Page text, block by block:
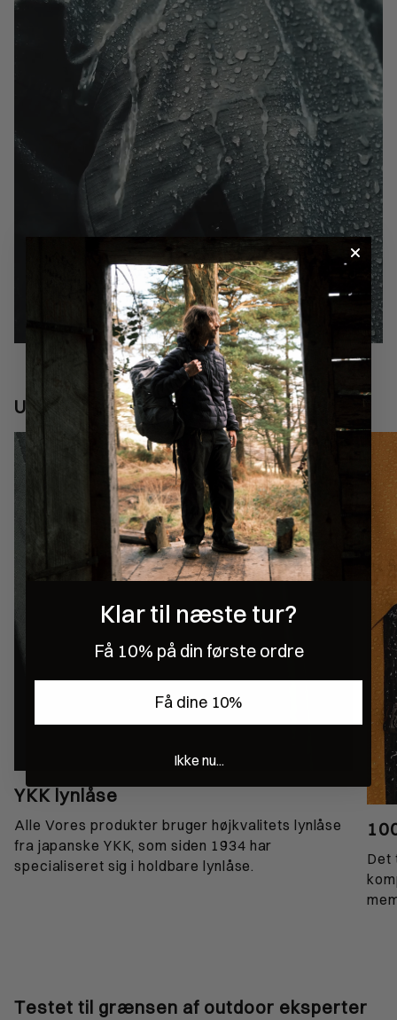
Udforsk features
YKK lynlåse
Alle Vores produkter bruger højkvalitets lynlåse
fra japanske YKK, som siden 1934 har
specialiseret sig i holdbare lynlåse.
Det
Testet til grænsen af outdoor eksperter
Klar til næste tur?
Få 10% på din første ordre
Få dine 10%
Ikke nu...